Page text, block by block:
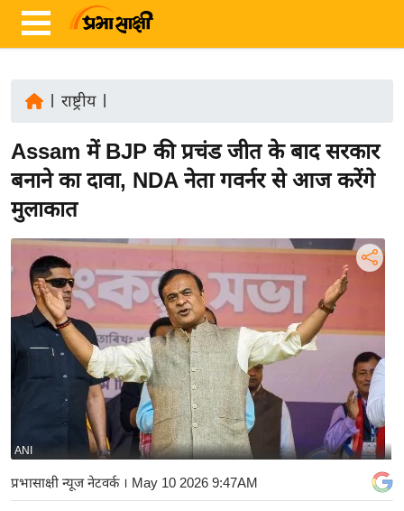
ज़ा
ख
र
ष्ट्री
त
बि
ज़
ने
राष्ट्रीय|
Assam में BJP की प्रचंड जीत के बाद सरकार
बनाने का दावा, NDA नेता गवर्नर से आज करेंगे
मुलाकात
ANI
प्रभासाक्षी न्यूज नेटवर्क। May 10 2026 9:47AM